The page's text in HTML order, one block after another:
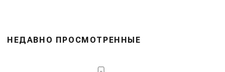
НЕДАВНО ПРОСМОТРЕННЫЕ